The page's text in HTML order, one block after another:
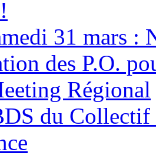
31 mars :
des P.O.
Régional
du Collectif